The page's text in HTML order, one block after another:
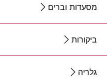
מסעדות וברים
ביקורות
גלריה